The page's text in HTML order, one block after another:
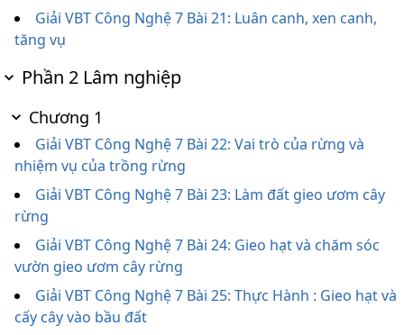
Giải VBT Công Nghệ 7 Bài 21: Luân canh, xen canh,
tăng vụ
Phần 2 Lâm nghiệp
Chương 1
Giải VBT Công Nghệ 7 Bài 22: Vai trò của rừng và
nhiệm vụ của trồng rừng
Giải VBT Công Nghệ 7 Bài 23: Làm đất gieo ươm cây
rừng
Giải VBT Công Nghệ 7 Bài 24: Gieo hạt và chăm sóc
vườn gieo ươm cây rừng
Giải VBT Công Nghệ 7 Bài 25: Thực Hành : Gieo hạt và
cấy cây vào bầu đất